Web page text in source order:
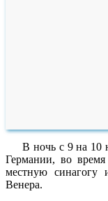
В ночь с 9 на 10
Германии, во
местную синагогу
Венера.